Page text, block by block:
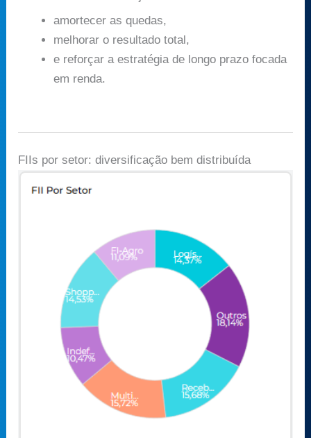
amortecer as quedas,
melhorar o resultado total,
e reforçar a estratégia de longo prazo focada
em renda.
FIIs por setor: diversificação bem distribuída